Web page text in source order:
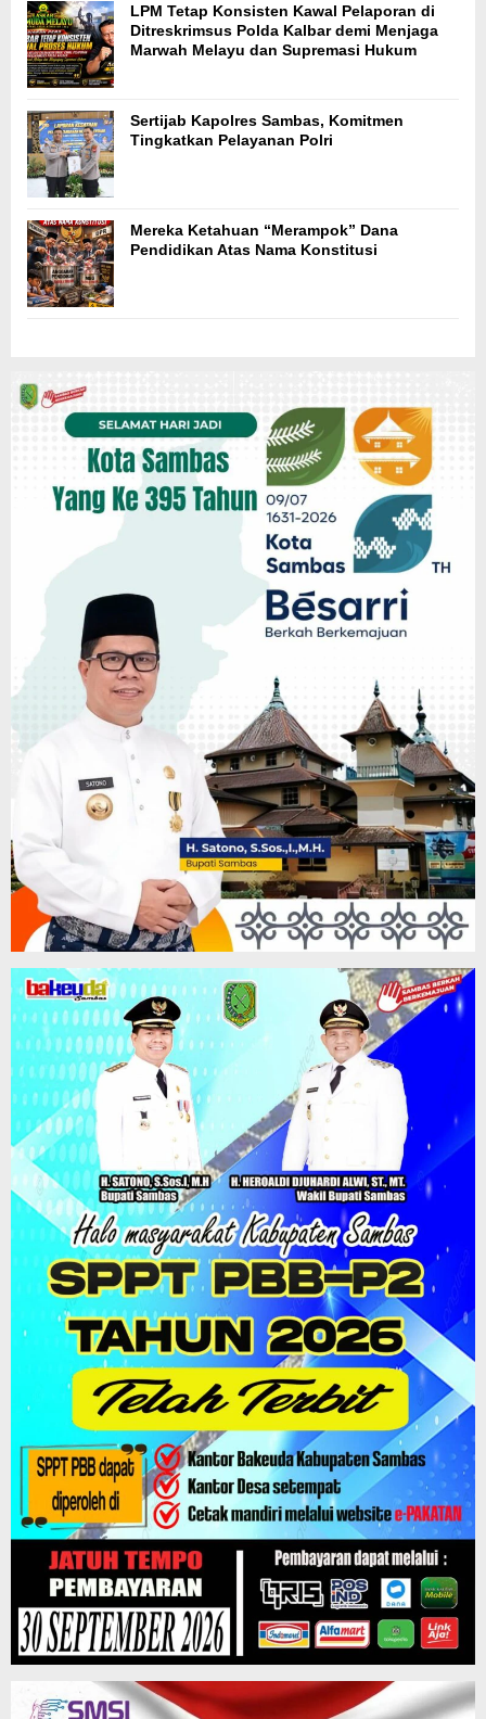
LPM Tetap Konsisten Kawal Pelaporan di
Ditreskrimsus Polda Kalbar demi Menjaga
Marwah Melayu dan Supremasi Hukum
Sertijab Kapolres Sambas, Komitmen
Tingkatkan Pelayanan Polri
Mereka Ketahuan “Merampok” Dana
Pendidikan Atas Nama Konstitusi